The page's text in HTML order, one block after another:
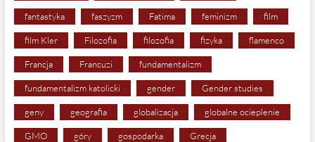
fantastyka faszyzm Fatima feminizm film
film Kler Filozofia filozofia fizyka flamenco
Francja Francuzi fundamentalizm
fundamentalizm katolicki gender Gender studies
geny geografia globalizacja globalne ocieplenie
GMO góry gospodarka Grecja